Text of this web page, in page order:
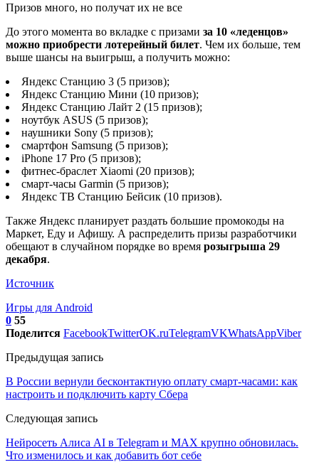
Призов много, но получат их не все
До этого момента во вкладке с призами за 10 «леденцов»
можно приобрести лотерейный билет. Чем их больше, тем
выше шансы на выигрыш, а получить можно:
Яндекс Станцию 3 (5 призов);
Яндекс Станцию Мини (10 призов);
Яндекс Станцию Лайт 2 (15 призов);
ноутбук ASUS (5 призов);
наушники Sony (5 призов);
смартфон Samsung (5 призов);
iPhone 17 Pro (5 призов);
фитнес-браслет Xiaomi (20 призов);
смарт-часы Garmin (5 призов);
Яндекс ТВ Станцию Бейсик (10 призов).
Также Яндекс планирует раздать большие промокоды на
Маркет, Еду и Афишу. А распределить призы разработчики
обещают в случайном порядке во время розыгрыша 29
декабря.
Источник
Игры для Android
0 55
Поделится FacebookTwitterOK.ruTelegramVKWhatsAppViber
Предыдущая запись
В России вернули бесконтактную оплату смарт-часами: как
настроить и подключить карту Сбера
Следующая запись
Нейросеть Алиса AI в Telegram и MAX крупно обновилась.
Что изменилось и как добавить бот себе